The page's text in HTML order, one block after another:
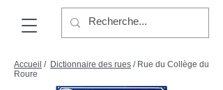
Accueil / Dictionnaire des rues / Rue du Collège du
Roure